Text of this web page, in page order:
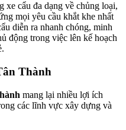
xe cẩu đa dạng về chủng loại,
mọi yêu cầu khắt khe nhất
diễn ra nhanh chóng, minh
động trong việc lên kế hoạch
Thành
mang lại nhiều lợi ích
các lĩnh vực xây dựng và